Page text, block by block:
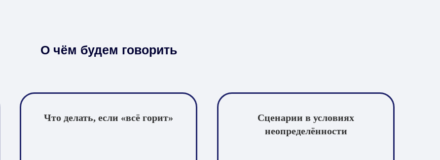
О чём будем говорить
Что делать, если «всё горит»
Сценарии в условиях
неопределённости